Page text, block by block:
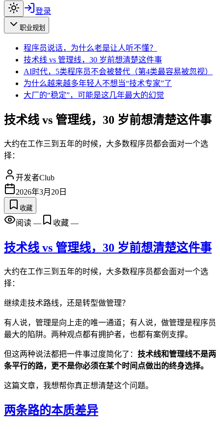
登录
职业规划
程序员说话，为什么老是让人听不懂？
技术线 vs 管理线，30 岁前想清楚这件事
AI时代，5类程序员不会被替代（第4类最容易被忽视）
为什么越来越多年轻人不想当“技术专家”了
大厂的“稳定”，可能是这几年最大的幻觉
技术线 vs 管理线，30 岁前想清楚这件事
大约在工作三到五年的时候，大多数程序员都会面对一个选
择：
开发者Club
2026年3月20日
收藏
阅读 — 收藏 —
技术线 vs 管理线，30 岁前想清楚这件事
大约在工作三到五年的时候，大多数程序员都会面对一个选
择：
继续走技术路线，还是转型做管理？
有人说，管理是向上走的唯一通道；有人说，做管理是程序员
最大的陷阱。两种观点都有拥护者，也都有案例支撑。
但这两种说法都把一件事过度简化了： 技术线和管理线不是两
条平行的路，更不是你必须在某个时间点做出的终身选择。
这篇文章，我想帮你真正想清楚这个问题。
两条路的本质差异